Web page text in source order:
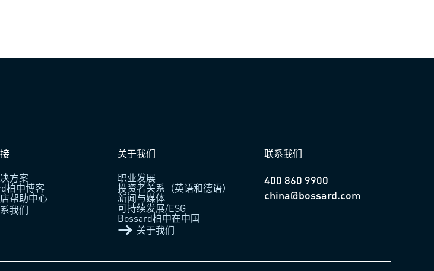
方案
柏中博客
帮助中心
我们
关于我们
职业发展
投资者关系（英语和德语）
新闻与媒体
可持续发展/ESG
Bossard柏中在中国
关于我们
联系我们
400 860 9900
china@bossard.com